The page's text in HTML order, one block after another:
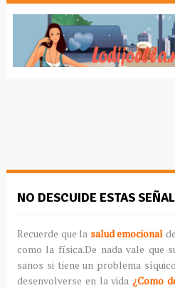
NO DESCUIDE ESTAS
Recuerde que la salud emocional
como la física.De nada vale que
sanos si tiene un problema
desenvolverse en la vida ¿Como